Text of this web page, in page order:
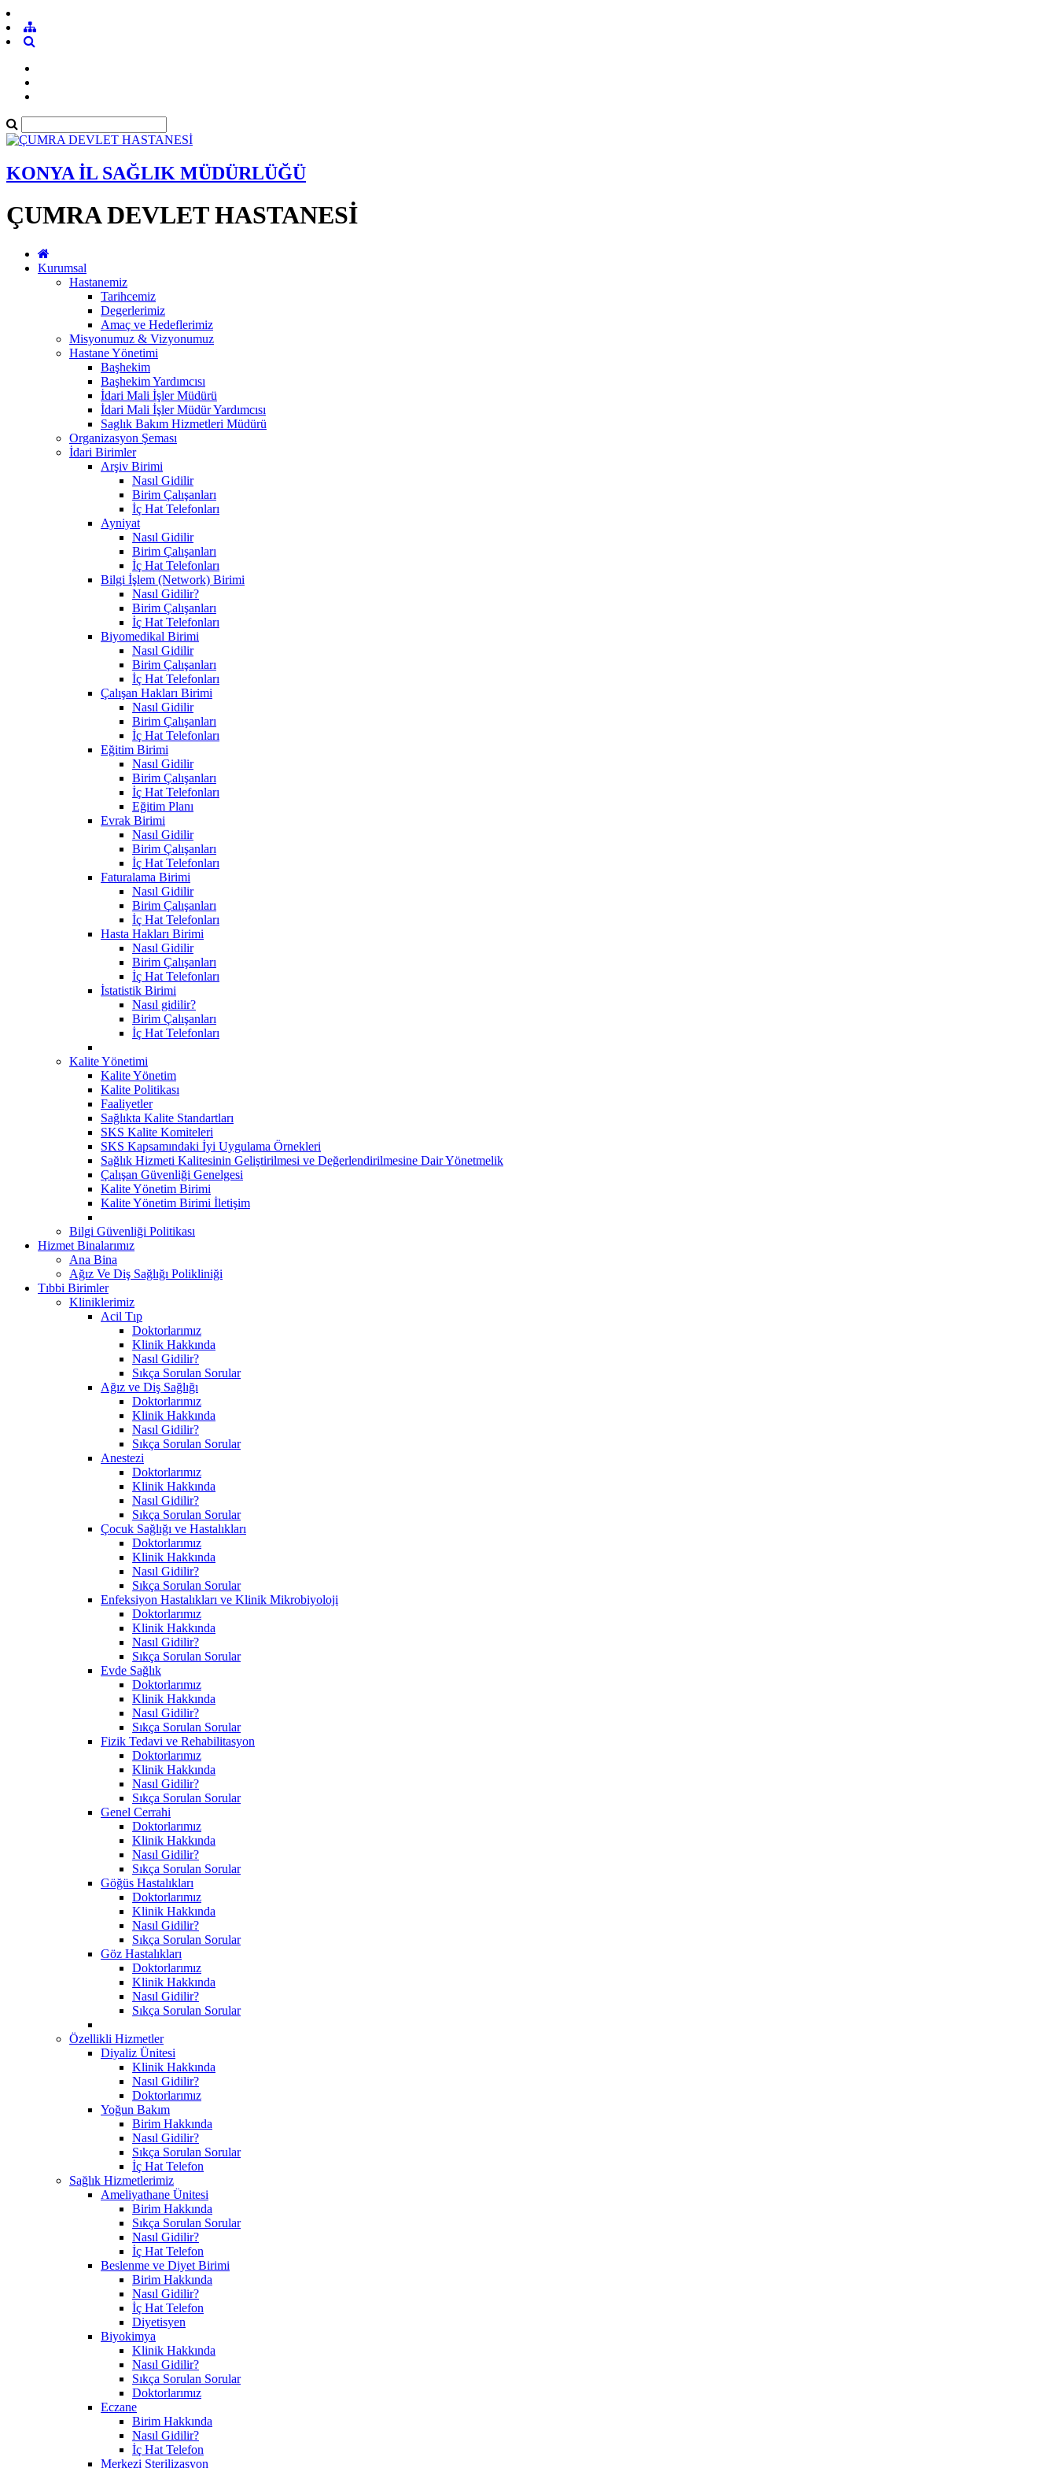
KONYA İL SAĞLIK MÜDÜRLÜĞÜ
ÇUMRA DEVLET HASTANESİ
Kurumsal
Hastanemiz
Tarihcemiz
Degerlerimiz
Amaç ve Hedeflerimiz
Misyonumuz & Vizyonumuz
Hastane Yönetimi
Başhekim
Başhekim Yardımcısı
İdari Mali İşler Müdürü
İdari Mali İşler Müdür Yardımcısı
Saglık Bakım Hizmetleri Müdürü
Organizasyon Şeması
İdari Birimler
Arşiv Birimi
Nasıl Gidilir
Birim Çalışanları
İç Hat Telefonları
Ayniyat
Nasıl Gidilir
Birim Çalışanları
İç Hat Telefonları
Bilgi İşlem (Network) Birimi
Nasıl Gidilir?
Birim Çalışanları
İç Hat Telefonları
Biyomedikal Birimi
Nasıl Gidilir
Birim Çalışanları
İç Hat Telefonları
Çalışan Hakları Birimi
Nasıl Gidilir
Birim Çalışanları
İç Hat Telefonları
Eğitim Birimi
Nasıl Gidilir
Birim Çalışanları
İç Hat Telefonları
Eğitim Planı
Evrak Birimi
Nasıl Gidilir
Birim Çalışanları
İç Hat Telefonları
Faturalama Birimi
Nasıl Gidilir
Birim Çalışanları
İç Hat Telefonları
Hasta Hakları Birimi
Nasıl Gidilir
Birim Çalışanları
İç Hat Telefonları
İstatistik Birimi
Nasıl gidilir?
Birim Çalışanları
İç Hat Telefonları
Kalite Yönetimi
Kalite Yönetim
Kalite Politikası
Faaliyetler
Sağlıkta Kalite Standartları
SKS Kalite Komiteleri
SKS Kapsamındaki İyi Uygulama Örnekleri
Sağlık Hizmeti Kalitesinin Geliştirilmesi ve Değerlendirilmesine Dair Yönetmelik
Çalışan Güvenliği Genelgesi
Kalite Yönetim Birimi
Kalite Yönetim Birimi İletişim
Bilgi Güvenliği Politikası
Hizmet Binalarımız
Ana Bina
Ağız Ve Diş Sağlığı Polikliniği
Tıbbi Birimler
Kliniklerimiz
Acil Tıp
Doktorlarımız
Klinik Hakkında
Nasıl Gidilir?
Sıkça Sorulan Sorular
Ağız ve Diş Sağlığı
Doktorlarımız
Klinik Hakkında
Nasıl Gidilir?
Sıkça Sorulan Sorular
Anestezi
Doktorlarımız
Klinik Hakkında
Nasıl Gidilir?
Sıkça Sorulan Sorular
Çocuk Sağlığı ve Hastalıkları
Doktorlarımız
Klinik Hakkında
Nasıl Gidilir?
Sıkça Sorulan Sorular
Enfeksiyon Hastalıkları ve Klinik Mikrobiyoloji
Doktorlarımız
Klinik Hakkında
Nasıl Gidilir?
Sıkça Sorulan Sorular
Evde Sağlık
Doktorlarımız
Klinik Hakkında
Nasıl Gidilir?
Sıkça Sorulan Sorular
Fizik Tedavi ve Rehabilitasyon
Doktorlarımız
Klinik Hakkında
Nasıl Gidilir?
Sıkça Sorulan Sorular
Genel Cerrahi
Doktorlarımız
Klinik Hakkında
Nasıl Gidilir?
Sıkça Sorulan Sorular
Göğüs Hastalıkları
Doktorlarımız
Klinik Hakkında
Nasıl Gidilir?
Sıkça Sorulan Sorular
Göz Hastalıkları
Doktorlarımız
Klinik Hakkında
Nasıl Gidilir?
Sıkça Sorulan Sorular
Özellikli Hizmetler
Diyaliz Ünitesi
Klinik Hakkında
Nasıl Gidilir?
Doktorlarımız
Yoğun Bakım
Birim Hakkında
Nasıl Gidilir?
Sıkça Sorulan Sorular
İç Hat Telefon
Sağlık Hizmetlerimiz
Ameliyathane Ünitesi
Birim Hakkında
Sıkça Sorulan Sorular
Nasıl Gidilir?
İç Hat Telefon
Beslenme ve Diyet Birimi
Birim Hakkında
Nasıl Gidilir?
İç Hat Telefon
Diyetisyen
Biyokimya
Klinik Hakkında
Nasıl Gidilir?
Sıkça Sorulan Sorular
Doktorlarımız
Eczane
Birim Hakkında
Nasıl Gidilir?
İç Hat Telefon
Merkezi Sterilizasyon